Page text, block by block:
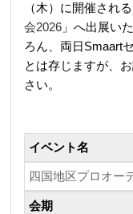
（木）に開催され
会2026 」へ出展い
ろん、両日Smaart
とは存じますが、
さい。
イベント名
四国地区プロオー
会期